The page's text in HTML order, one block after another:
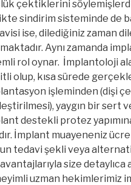
çektiklerini
sindirim sisteminde de
ise, dilediğiniz zaman
Aynı zamanda
rol oynar. İmplantoloji
olup, kısa sürede
işleminden (dişi
yaygın bir sert
destekli protez
İmplant muayeneniz
tedavi şekli veya
size detaylıca
uzman hekimlerimiz